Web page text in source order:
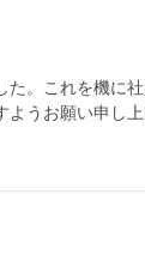
。これを機に
うお願い申し上